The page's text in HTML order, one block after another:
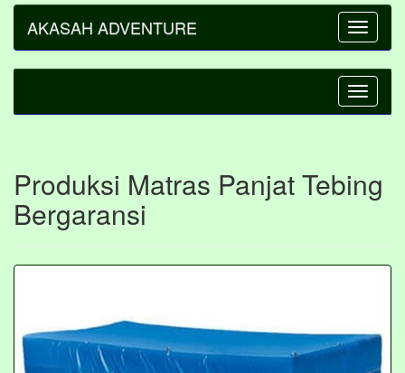
Toggle
AKASAH ADVENTURE
Toggle
Produksi Matras Panjat Tebing
Bergaransi